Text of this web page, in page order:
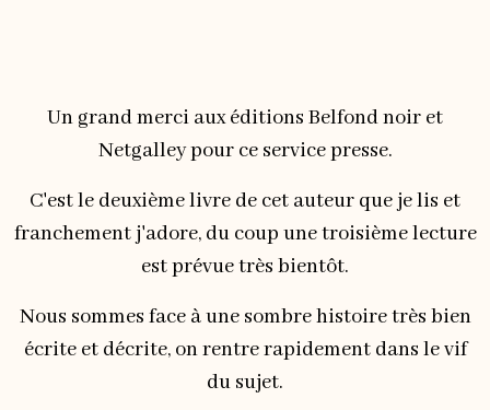
Un grand merci aux éditions Belfond noir et
Netgalley pour ce service presse.
C'est le deuxième livre de cet auteur que je lis et
franchement j'adore, du coup une troisième lecture
est prévue très bientôt.
Nous sommes face à une sombre histoire très bien
écrite et décrite, on rentre rapidement dans le vif
du sujet.